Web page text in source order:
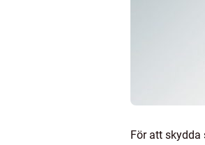
För att